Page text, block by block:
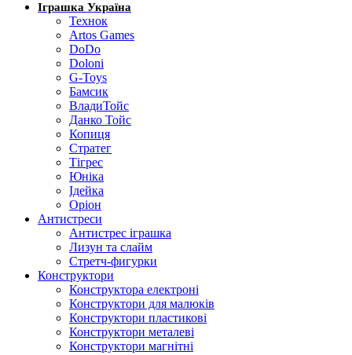
Іграшка Україна
Технок
Artos Games
DoDo
Doloni
G-Toys
Бамсик
ВладиТойс
Данко Тойс
Копиця
Стратег
Тігрес
Юніка
Ідейка
Оріон
Антистреси
Антистрес іграшка
Лизун та слайм
Стретч-фигурки
Конструктори
Конструктора електроні
Конструктори для малюків
Конструктори пластикові
Конструктори металеві
Конструктори магнітні